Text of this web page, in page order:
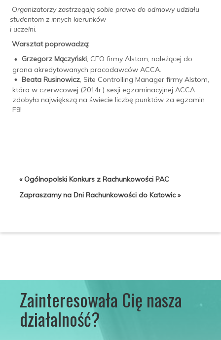
Organizatorzy zastrzegają sobie prawo do odmowy udziału
studentom z innych kierunków
i uczelni.
Warsztat poprowadzą:
Grzegorz Mączyński, CFO firmy Alstom, należącej do
grona akredytowanych pracodawców ACCA.
Beata Rusinowicz, Site Controlling Manager firmy Alstom,
która w czerwcowej (2014r.) sesji egzaminacyjnej ACCA
zdobyła największą na świecie liczbę punktów za egzamin
F9!
« Ogólnopolski Konkurs z Rachunkowości PAC
Zapraszamy na Dni Rachunkowości do Katowic »
Zainteresowała Cię nasza
działalność?